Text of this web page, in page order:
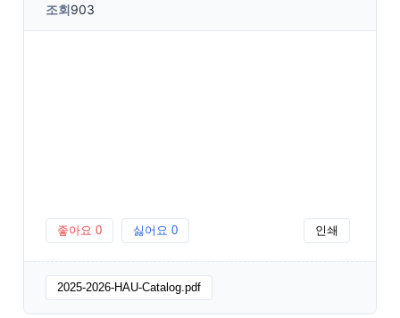
조회903
좋아요 0 싫어요 0 인쇄
2025-2026-HAU-Catalog.pdf